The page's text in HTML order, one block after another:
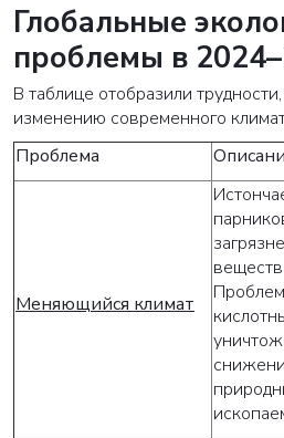
Глобальные
проблемы в
В таблице отобразили
изменению современного
Проблема
Меняющийся климат